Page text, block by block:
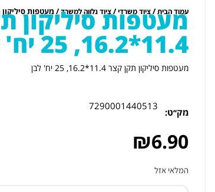
עמוד הבית/ציוד משרדי/ציוד נלווה למשרד/ מעטפות סיליקון תקן קצר
מעטפות סיליקון
11.4*16.2, 25 יח' לבן
מעטפות סיליקון תקן קצר 11.4*16.2, 25 יח' לבן
מק׳׳ט:
7290001440513
₪6.90
המלאי אזל